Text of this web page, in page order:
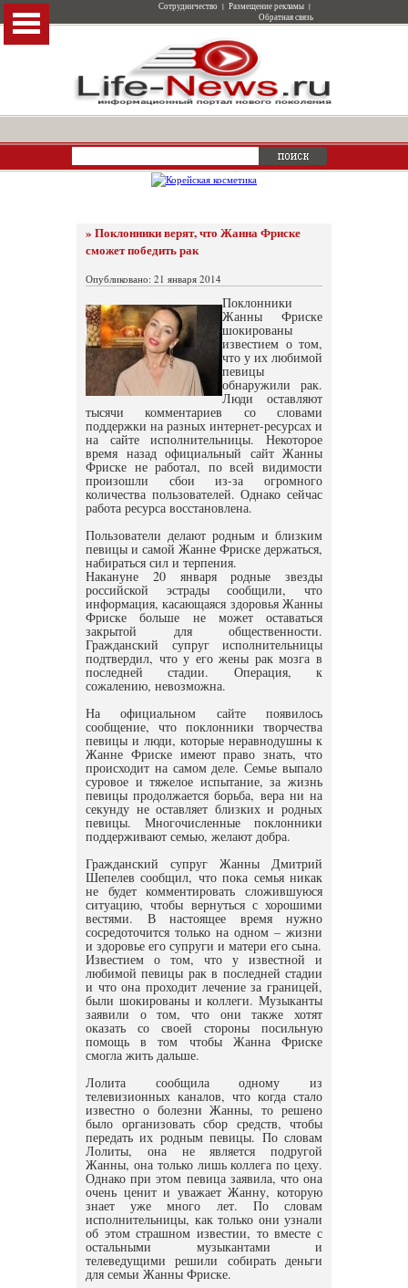
Сотрудничество | Размещение рекламы |
Обратная связь
» Поклонники верят, что Жанна Фриске
сможет победить рак
Опубликовано: 21 января 2014
Поклонники
Жанны Фриске
шокированы
известием о том,
что у их любимой
певицы
обнаружили рак.
Люди оставляют
тысячи комментариев со словами
поддержки на разных интернет-ресурсах и
на сайте исполнительницы. Некоторое
время назад официальный сайт Жанны
Фриске не работал, по всей видимости
произошли сбои из-за огромного
количества пользователей. Однако сейчас
работа ресурса восстановлена.
Пользователи делают родным и близким
певицы и самой Жанне Фриске держаться,
набираться сил и терпения.
Накануне 20 января родные звезды
российской эстрады сообщили, что
информация, касающаяся здоровья Жанны
Фриске больше не может оставаться
закрытой для общественности.
Гражданский супруг исполнительницы
подтвердил, что у его жены рак мозга в
последней стадии. Операция, к
сожалению, невозможна.
На официальном сайте появилось
сообщение, что поклонники творчества
певицы и люди, которые неравнодушны к
Жанне Фриске имеют право знать, что
происходит на самом деле. Семье выпало
суровое и тяжелое испытание, за жизнь
певицы продолжается борьба, вера ни на
секунду не оставляет близких и родных
певицы. Многочисленные поклонники
поддерживают семью, желают добра.
Гражданский супруг Жанны Дмитрий
Шепелев сообщил, что пока семья никак
не будет комментировать сложившуюся
ситуацию, чтобы вернуться с хорошими
вестями. В настоящее время нужно
сосредоточится только на одном – жизни
и здоровье его супруги и матери его сына.
Известием о том, что у известной и
любимой певицы рак в последней стадии
и что она проходит лечение за границей,
были шокированы и коллеги. Музыканты
заявили о том, что они также хотят
оказать со своей стороны посильную
помощь в том чтобы Жанна Фриске
смогла жить дальше.
Лолита сообщила одному из
телевизионных каналов, что когда стало
известно о болезни Жанны, то решено
было организовать сбор средств, чтобы
передать их родным певицы. По словам
Лолиты, она не является подругой
Жанны, она только лишь коллега по цеху.
Однако при этом певица заявила, что она
очень ценит и уважает Жанну, которую
знает уже много лет. По словам
исполнительницы, как только они узнали
об этом страшном известии, то вместе с
остальными музыкантами и
телеведущими решили собирать деньги
для семьи Жанны Фриске.